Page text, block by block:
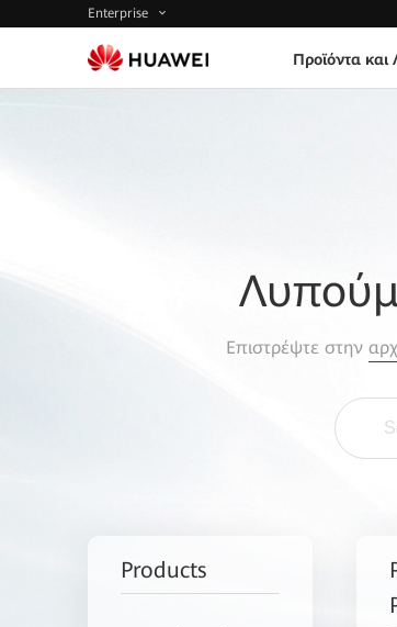
Enterprise
Προϊόντα και
Επιστρέψτε στην
Products